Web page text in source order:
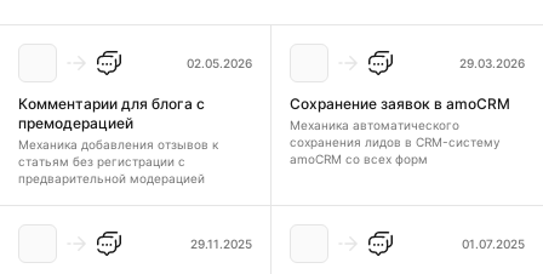
02.05.2026
Комментарии для блога с
премодерацией
Механика добавления отзывов к
статьям без регистрации с
предварительной модерацией
29.03.2026
Сохранение заявок в amoCRM
Механика автоматического
сохранения лидов в CRM-систему
amoCRM со всех форм
29.11.2025 01.07.2025